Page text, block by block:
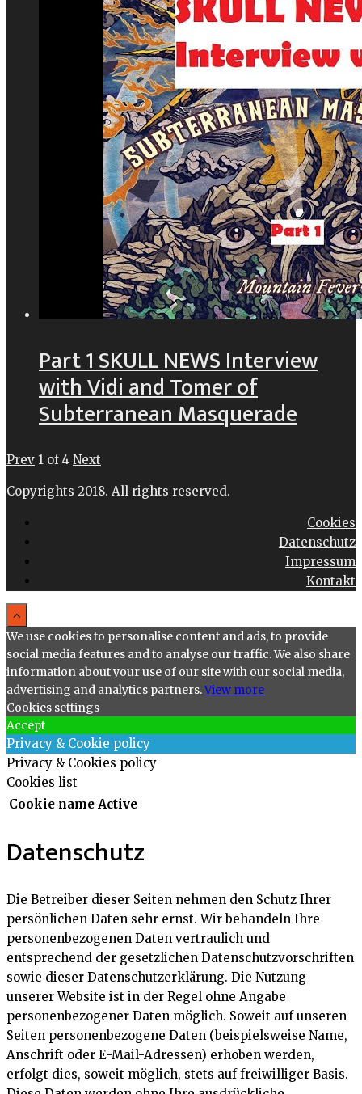
Part 1 SKULL NEWS Interview
with Vidi and Tomer of
Subterranean Masquerade
Prev 1 of 4 Next
Copyrights 2018. All rights reserved.
Cookies
Datenschutz
Impressum
Kontakt
We use cookies to personalise content and ads, to provide
social media features and to analyse our traffic. We also share
information about your use of our site with our social media,
advertising and analytics partners.View more
Cookies settings
Accept
Privacy & Cookie policy
Privacy & Cookies policy
Cookies list
Cookie name Active
Datenschutz
Die Betreiber dieser Seiten nehmen den Schutz Ihrer
persönlichen Daten sehr ernst. Wir behandeln Ihre
personenbezogenen Daten vertraulich und
entsprechend der gesetzlichen Datenschutzvorschriften
sowie dieser Datenschutzerklärung. Die Nutzung
unserer Website ist in der Regel ohne Angabe
personenbezogener Daten möglich. Soweit auf unseren
Seiten personenbezogene Daten (beispielsweise Name,
Anschrift oder E-Mail-Adressen) erhoben werden,
erfolgt dies, soweit möglich, stets auf freiwilliger Basis.